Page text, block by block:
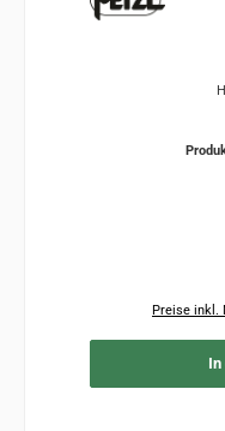
Preise inkl.
In